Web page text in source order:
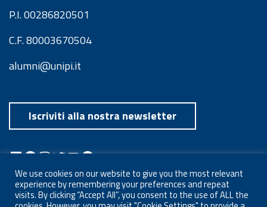
P.I. 00286820501
C.F. 80003670504
alumni@unipi.it
Iscriviti alla nostra newsletter
LinkedIn Facebook InstagramTwitter YouTube Spotify Telegram
We use cookies on our website to give you the most relevant
experience by remembering your preferences and repeat
visits. By clicking “Accept All”, you consent to the use of ALL the